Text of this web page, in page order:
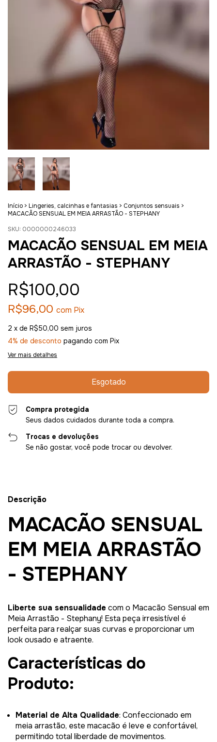
Início > Lingeries, calcinhas e fantasias > Conjuntos sensuais >
MACACÃO SENSUAL EM MEIA ARRASTÃO - STEPHANY
SKU: 0000000246033
MACACÃO SENSUAL EM MEIA
ARRASTÃO - STEPHANY
R$100,00
R$96,00 com Pix
2 x de R$50,00 sem juros
4% de desconto pagando com Pix
Ver mais detalhes
Compra protegida
Seus dados cuidados durante toda a compra.
Trocas e devoluções
Se não gostar, você pode trocar ou devolver.
Descrição
MACACÃO SENSUAL
EM MEIA ARRASTÃO
- STEPHANY
Liberte sua sensualidade com o Macacão Sensual em
Meia Arrastão - Stephany! Esta peça irresistível é
perfeita para realçar suas curvas e proporcionar um
look ousado e atraente.
Características do
Produto:
Material de Alta Qualidade: Confeccionado em
meia arrastão, este macacão é leve e confortável,
permitindo total liberdade de movimentos.